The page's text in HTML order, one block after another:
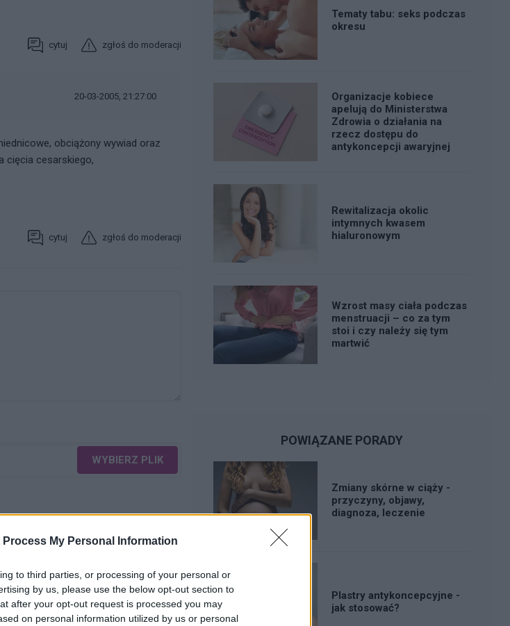
Process My Personal Information
to third parties, or processing of your personal or
by us, please use the below opt-out section to
after your opt-out request is processed you may
on personal information utilized by us or personal
cytuj zgłoś do moderacji
20-03-2005, 21:27:00
obciążony wywiad oraz
cięcia cesarskiego,
cytuj zgłoś do moderacji
WYBIERZ PLIK
WYŚLIJ
Tematy tabu: seks podczas
okresu
Organizacje kobiece
apelują do Ministerstwa
Zdrowia o działania na
rzecz dostępu do
antykoncepcji awaryjnej
Rewitalizacja okolic
intymnych kwasem
hialuronowym
Wzrost masy ciała podczas
menstruacji – co za tym
stoi i czy należy się tym
martwić
POWIĄZANE PORADY
Zmiany skórne w ciąży -
przyczyny, objawy,
diagnoza, leczenie
Plastry antykoncepcyjne -
jak stosować?